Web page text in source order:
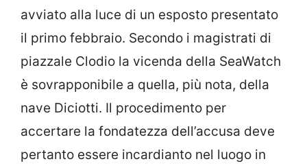
avviato alla luce di un esposto presentato
il primo febbraio. Secondo i magistrati di
piazzale Clodio la vicenda della SeaWatch
è sovrapponibile a quella, più nota, della
nave Diciotti. Il procedimento per
accertare la fondatezza dell’accusa deve
pertanto essere incardianto nel luogo in